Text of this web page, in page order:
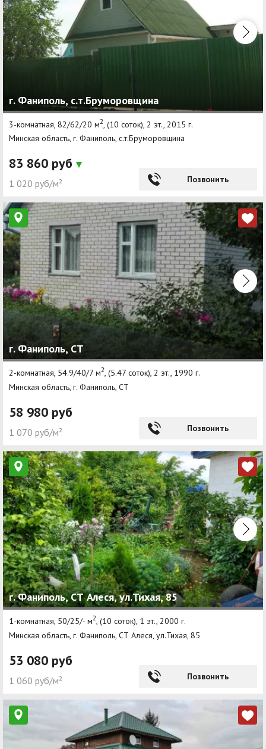
г. Фаниполь, с.т.Бруморовщина
3-комнатная, 82/62/20 м2 , (10 соток), 2 эт., 2015 г.
Минская область, г. Фаниполь, с.т.Бруморовщина
83 860 руб
1 020 руб/м² Позвонить
г. Фаниполь, СТ
2-комнатная, 54.9/40/7 м2, (5.47 соток), 2 эт., 1990 г.
Минская область, г. Фаниполь, СТ
58 980 руб
1 070 руб/м² Позвонить
г. Фаниполь, СТ Алеся, ул.Тихая, 85
1-комнатная, 50/25/- м2, (10 соток), 1 эт., 2000 г.
Минская область, г. Фаниполь, СТ Алеся, ул.Тихая, 85
53 080 руб
1 060 руб/м² Позвонить